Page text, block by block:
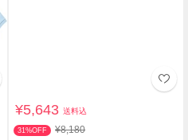
¥5,643送料込
31%OFF ¥8,180